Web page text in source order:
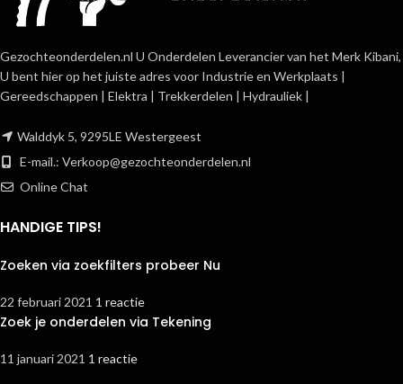
Gezochteonderdelen.nl U Onderdelen Leverancier van het Merk Kibani,
U bent hier op het juiste adres voor Industrie en Werkplaats |
Gereedschappen | Elektra | Trekkerdelen | Hydrauliek |
Walddyk 5, 9295LE Westergeest
E-mail.: Verkoop@gezochteonderdelen.nl
Online Chat
HANDIGE TIPS!
Zoeken via zoekfilters probeer Nu
22 februari 2021 1 reactie
Zoek je onderdelen via Tekening
11 januari 2021 1 reactie